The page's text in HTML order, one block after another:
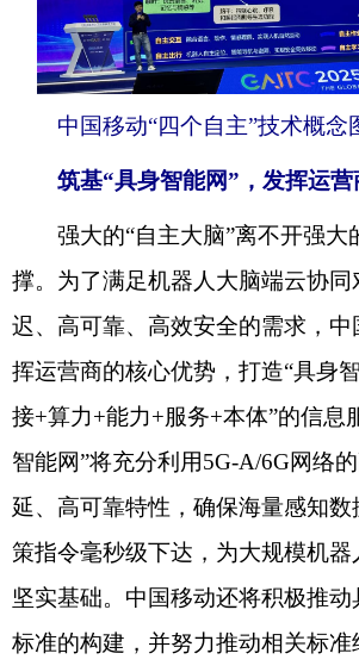
中国移动“四个自主”技术概念
筑基“具身智能网”，发挥运营
强大的“自主大脑”离不开强大
撑。为了满足机器人大脑端云协同
迟、高可靠、高效安全的需求，
挥运营商的核心优势，打造“具身
接+算力+能力+服务+本体”的信息
智能网”将充分利用5G-A/6G网络
延、高可靠特性，确保海量感知
策指令毫秒级下达，为大规模机
坚实基础。中国移动还将积极推
标准的构建，并努力推动相关标准